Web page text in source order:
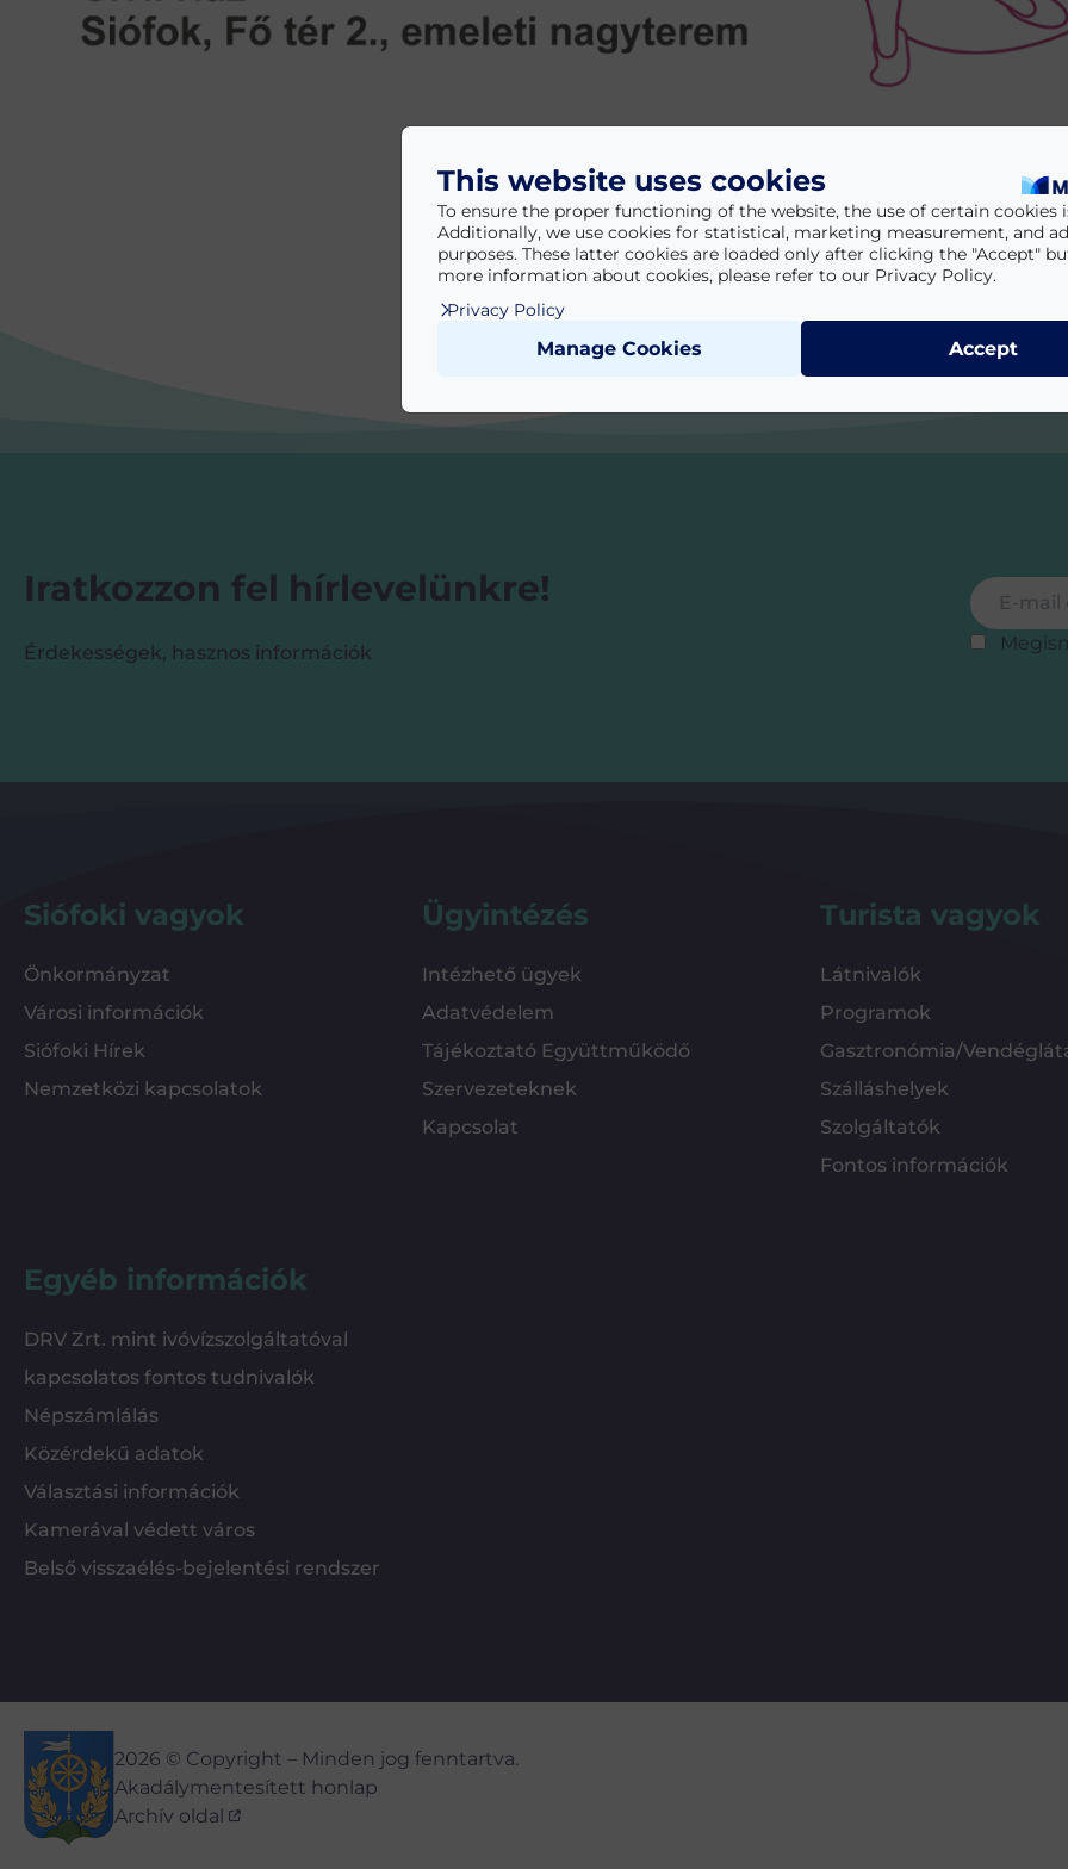
Iratkozzon fel hírlevelünkre!
Érdekességek, hasznos információk
E-mail cím
Siófoki vagyok
Önkormányzat
Városi információk
Siófoki Hírek
Nemzetközi kapcsolatok
Ügyintézés
Intézhető ügyek
Adatvédelem
Tájékoztató Együttműködő
Szervezeteknek
Kapcsolat
Turista vagyok
Látnivalók
Programok
Gasztronómia/
Szálláshelyek
Szolgáltatók
Fontos információk
Egyéb információk
DRV Zrt. mint ivóvízszolgáltatóval
kapcsolatos fontos tudnivalók
Népszámlálás
Közérdekű adatok
Választási információk
Kamerával védett város
Belső visszaélés-bejelentési rendszer
2026 © Copyright – Minden jog fenntartva.
Akadálymentesített honlap
Archív oldal
This website uses cookies
To ensure the proper functioning of the website, the use of certain cookies
Additionally, we use cookies for statistical, marketing measurement, and
purposes. These latter cookies are loaded only after clicking the "Accept"
more information about cookies, please refer to our Privacy Policy.
Privacy Policy
Manage Cookies Accept